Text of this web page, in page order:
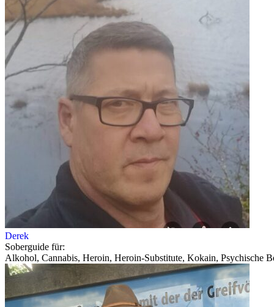
Derek
Soberguide für:
Alkohol, Cannabis, Heroin, Heroin-Substitute, Kokain, Psychische